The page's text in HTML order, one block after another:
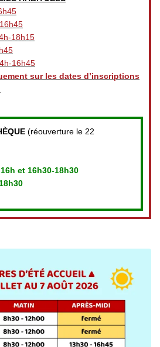
18h15
16h45
sur les dates d’inscriptions
(réouverture le 22
et 16h30-18h30